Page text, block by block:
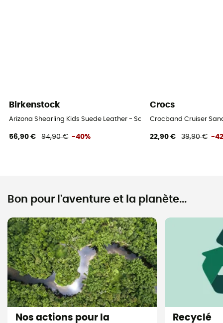
Birkenstock
Arizona Shearling Kids Suede Leather - Sandales enfant
56,90 € 94,90 € -40%
Crocs
Crocband Cruiser
22,90 € 39,90 € -
Bon pour l'aventure et la planète...
Nos actions pour la
Recyclé